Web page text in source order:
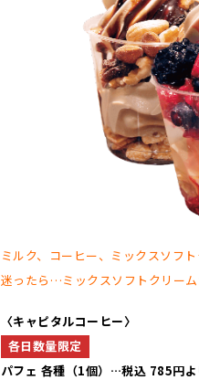
ミルク、コーヒー、ミックスソフ
迷ったら…ミックスソフトクリー
〈キャピタルコーヒー〉
各日数量限定
パフェ 各種（1個）…税込 785円よ